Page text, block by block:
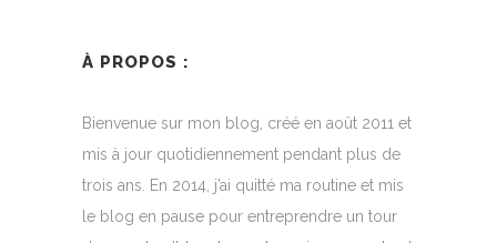
À PROPOS :
Bienvenue sur mon blog, créé en août 2011 et
mis à jour quotidiennement pendant plus de
trois ans. En 2014, j’ai quitté ma routine et mis
le blog en pause pour entreprendre un tour